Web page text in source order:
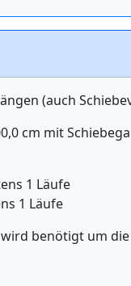
(auch
cm mit
1 Läufe
1 Läufe
benötigt um